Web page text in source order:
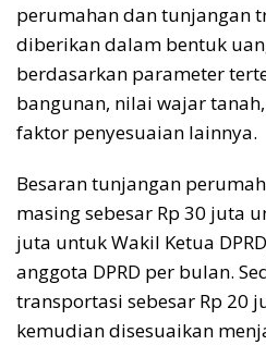
perumahan dan tunjangan
diberikan dalam bentuk
berdasarkan parameter
bangunan, nilai wajar
faktor penyesuaian lainnya.
Besaran tunjangan
masing sebesar Rp 30 juta
juta untuk Wakil Ketua
anggota DPRD per bulan.
transportasi sebesar Rp 20
kemudian disesuaikan